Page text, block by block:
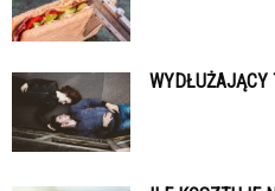
WYDŁUŻAJĄCY